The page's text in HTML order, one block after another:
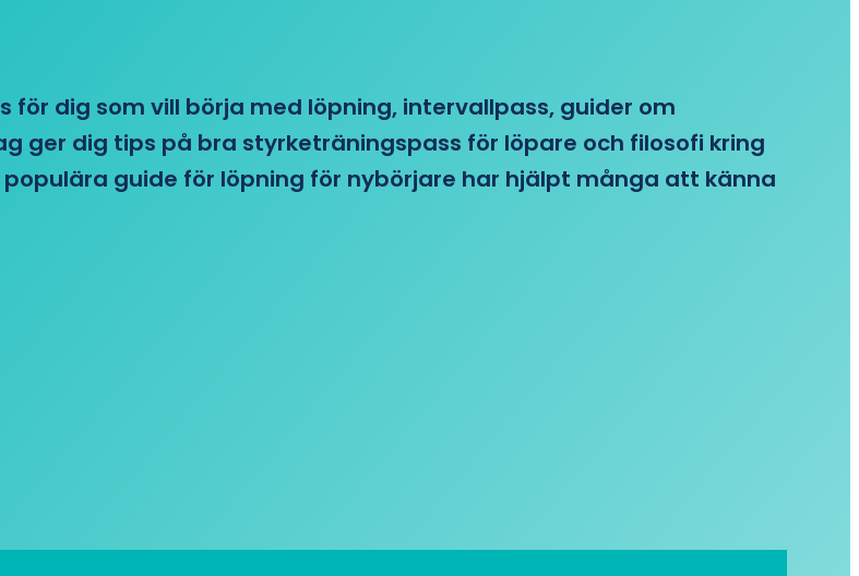
dig som vill börja med löpning, intervallpass, guider om
ger dig tips på bra styrketräningspass för löpare och filosofi kring
guide för löpning för nybörjare har hjälpt många att känna